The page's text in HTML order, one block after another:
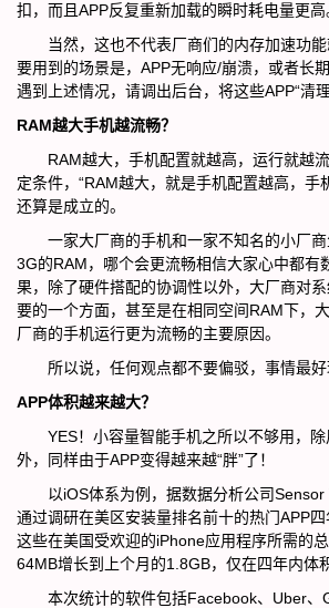
扣，而且APP反复重新加载的瞬时耗电量更高
当然，这也不代表厂商们的内存加速功能
要用到的场景是，APP无响应/崩溃，或者长
遇到上述情况，请调出后台，将这些APP“清理
RAM越大手机越流畅？
RAM越大，手机配置就越高，运行就越流
定条件，“RAM越大，就是手机配置越高，手
还算是成立的。
一家大厂商的手机和一家不知名的小厂商
3G的RAM，哪个会更流畅相信大家心中都有
果，除了硬件搭配的协调性以外，大厂商对
要的一个方面，甚至是在相同空间RAM下，
厂商的手机运行更为流畅的主要原因。
所以说，任何观点都不要偏驳，事情最好
APP体积越来越大？
YES！小容量智能手机之所以不够用，除
外，同样由于APP变得越来越“胖”了！
以iOS体系为例，据数据分析公司Sensor
通过调研在美区安装量排名前十的热门APP四
这些在美国受欢迎的iPhone应用程序所需的
64MB增长到上个月的1.8GB，仅在四年内体
本次统计的软件包括Facebook、Uber、